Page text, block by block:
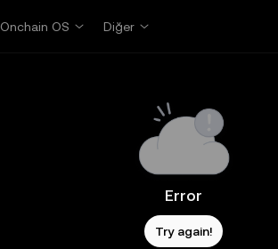
Onchain OS Diğer
Error
Try again!